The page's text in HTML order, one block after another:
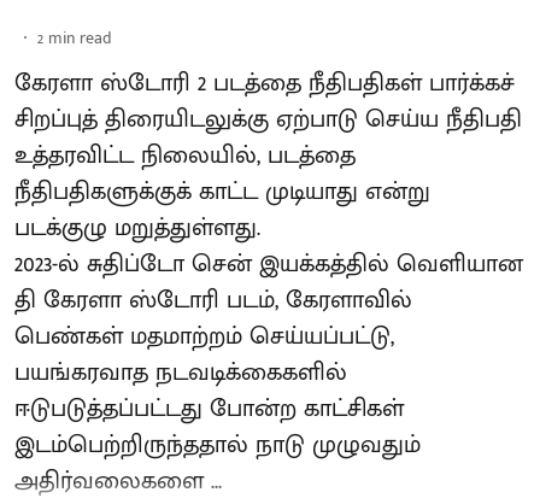
2 min read
கேரளா ஸ்டோரி 2 படத்தை நீதிபதிகள் பார்க்கச்
சிறப்புத் திரையிடலுக்கு ஏற்பாடு செய்ய நீதிபதி
உத்தரவிட்ட நிலையில், படத்தை
நீதிபதிகளுக்குக் காட்ட முடியாது என்று
படக்குழு மறுத்துள்ளது.
2023-ல் சுதிப்டோ சென் இயக்​கத்​தில் வெளியான
தி கேரளா ஸ்டோரி படம், கேரளாவில்
பெண்கள் மதமாற்றம் செய்யப்பட்டு,
பயங்கரவாத நடவடிக்கைகளில்
ஈடுபடுத்தப்பட்டது போன்ற காட்சிகள்
இடம்பெற்றிருந்ததால் நாடு முழுவதும்
அதிர்வலைகளை ...